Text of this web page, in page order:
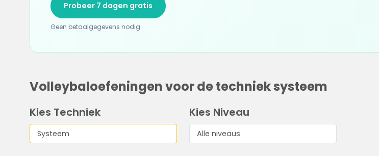
Probeer 7 dagen gratis
Geen betaalgegevens nodig
Volleybaloefeningen voor de techniek systeem
Kies Techniek Kies Niveau